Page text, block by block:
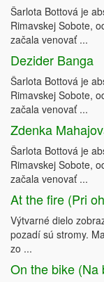
Šarlota Bottová je
Rimavskej Sobote,
začala venovať ...
Dezider Banga
Šarlota Bottová je
Rimavskej Sobote,
začala venovať ...
Zdenka
Šarlota Bottová je
Rimavskej Sobote,
začala venovať ...
At the fire (Pri
Výtvarné dielo
pozadí sú stromy.
zo ...
On the bike (Na